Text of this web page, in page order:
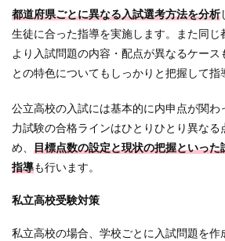
都道府県ごとに異なる入試選考方法を分析
生徒に合った指導を実施します。また同じ
より入試問題の内容・配点が異なるケー
との特色についてもしっかりと把握して指
公立高校の入試には基本的に内申点が関わ
力試験の合格ラインはひとりひとり異なる
め、 目標点数の設定と現状の把握といった
指導も行います。
私立高校受験対策
私立高校の場合、学校ごとに入試問題を作